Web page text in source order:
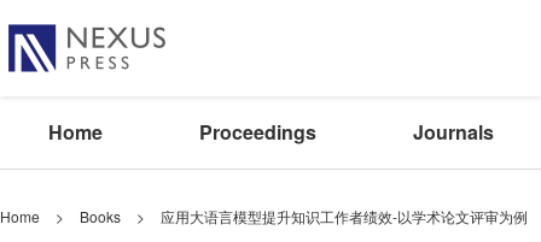
Home Proceedings Journals
Home > Books > 应用大语言模型提升知识工作者绩效-以学术论文评审为例